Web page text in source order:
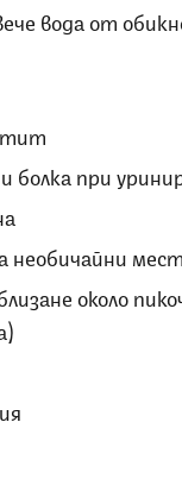
вода от
болка при
необичайни
около